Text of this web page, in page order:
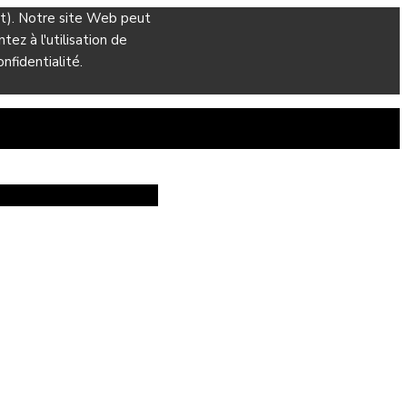
Notre site Web peut
à l'utilisation de